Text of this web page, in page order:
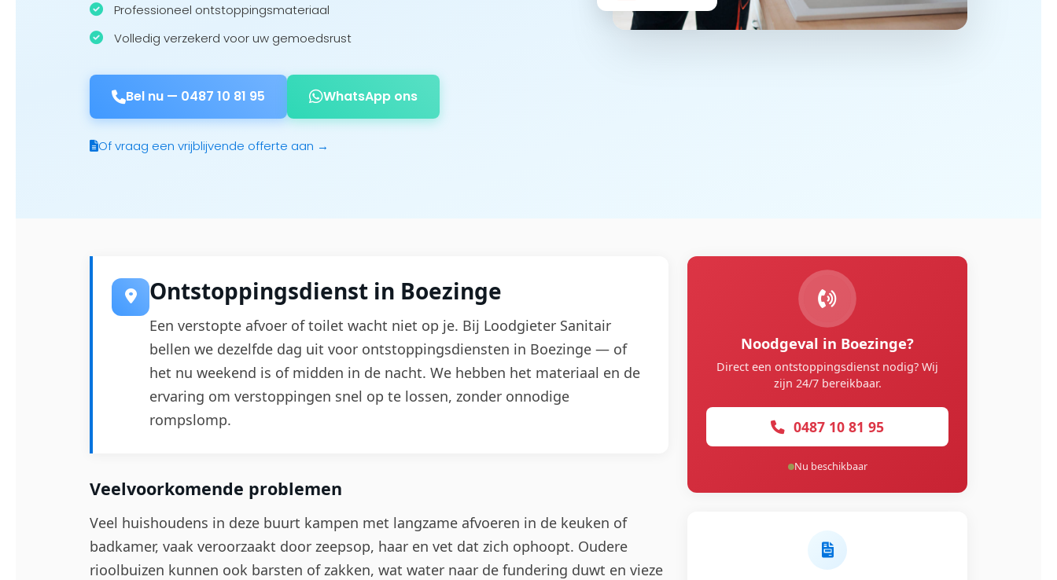
Professioneel ontstoppingsmateriaal
Volledig verzekerd voor uw gemoedsrust
Bel nu — 0487 10 81 95 WhatsApp ons
Of vraag een vrijblijvende offerte aan →
Ontstoppingsdienst in Boezinge
Een verstopte afvoer of toilet wacht niet op je. Bij Loodgieter Sanitair
bellen we dezelfde dag uit voor ontstoppingsdiensten in Boezinge — of
het nu weekend is of midden in de nacht. We hebben het materiaal en de
ervaring om verstoppingen snel op te lossen, zonder onnodige
rompslomp.
Veelvoorkomende problemen
Veel huishoudens in deze buurt kampen met langzame afvoeren in de keuken of
badkamer, vaak veroorzaakt door zeepsop, haar en vet dat zich ophoopt. Oudere
rioolbuizen kunnen ook barsten of zakken, wat water naar de fundering duwt en vieze
Noodgeval in Boezinge?
Direct een ontstoppingsdienst nodig? Wij
zijn 24/7 bereikbaar.
0487 10 81 95
Nu beschikbaar